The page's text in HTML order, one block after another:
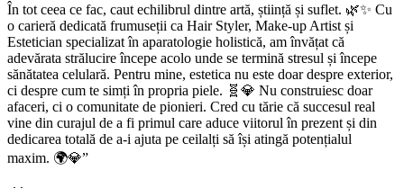
În tot ceea ce fac, caut echilibrul dintre artă, știință și suflet. 🌿✨ Cu
o carieră dedicată frumuseții ca Hair Styler, Make-up Artist și
Estetician specializat în aparatologie holistică, am învățat că
adevărata strălucire începe acolo unde se termină stresul și începe
sănătatea celulară. Pentru mine, estetica nu este doar despre exterior,
ci despre cum te simți în propria piele. 🧬💎 Nu construiesc doar
afaceri, ci o comunitate de pionieri. Cred cu tărie că succesul real
vine din curajul de a fi primul care aduce viitorul în prezent și din
dedicarea totală de a-i ajuta pe ceilalți să își atingă potențialul
maxim. 🌍💎”